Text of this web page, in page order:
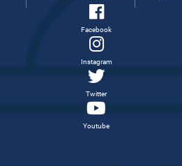
Facebook
Instagram
Twitter
Youtube